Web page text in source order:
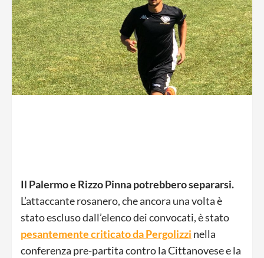
Il Palermo e Rizzo Pinna potrebbero separarsi.
L’attaccante rosanero, che ancora una volta è
stato escluso dall’elenco dei convocati, è stato
pesantemente criticato da Pergolizzi nella
conferenza pre-partita contro la Cittanovese e la